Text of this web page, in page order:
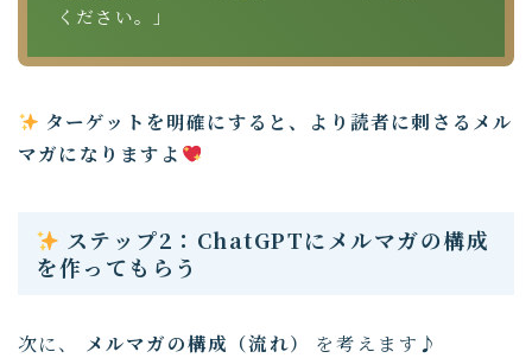
ください。」
ターゲットを明確にすると、より読者に刺さるメル
マガになりますよ
ステップ2：ChatGPTにメルマガの構成
を作ってもらう
次に、 メルマガの構成（流れ） を考えます♪